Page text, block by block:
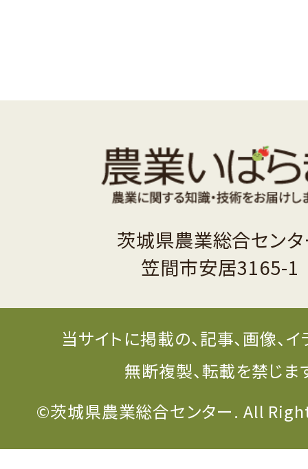
茨城県農業総合セン
笠間市安居3165-1
当サイトに掲載の、記事、画像、
無断複製、転載を禁じま
©茨城県農業総合センター. All